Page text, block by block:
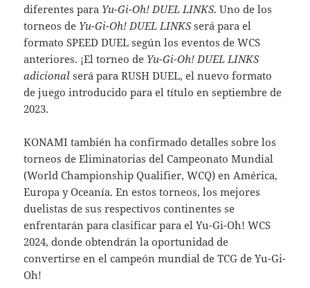
diferentes para Yu-Gi-Oh! DUEL LINKS. Uno de los
torneos de Yu-Gi-Oh! DUEL LINKSserá para el
formato SPEED DUEL según los eventos de WCS
anteriores. ¡El torneo de Yu-Gi-Oh! DUEL LINKS
adicionalserá para RUSH DUEL, el nuevo formato
de juego introducido para el título en septiembre de
2023.
KONAMI también ha confirmado detalles sobre los
torneos de Eliminatorias del Campeonato Mundial
(World Championship Qualifier, WCQ) en América,
Europa y Oceanía. En estos torneos, los mejores
duelistas de sus respectivos continentes se
enfrentarán para clasificar para el Yu-Gi-Oh! WCS
2024, donde obtendrán la oportunidad de
convertirse en el campeón mundial de TCG de Yu-Gi-
Oh!